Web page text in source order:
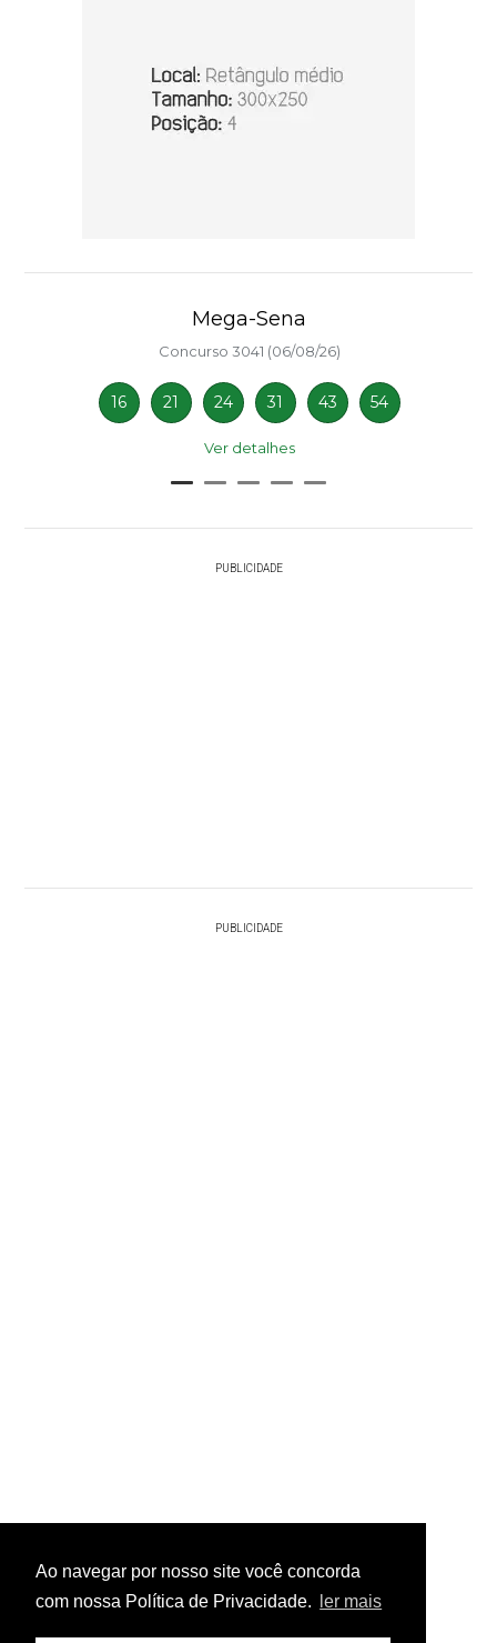
Ao navegar por nosso site você concorda
com nossa Política de Privacidade.
ler mais
Mega-Sena
Concurso 3041 (06/08/26)
16 21 24 31 43 54
Ver detalhes
PUBLICIDADE
PUBLICIDADE